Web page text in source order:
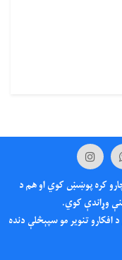
چارو کره پوښښ کوي او هم د
وړاندې کوي.
افکارو تنویر مو سپېڅلې دنده